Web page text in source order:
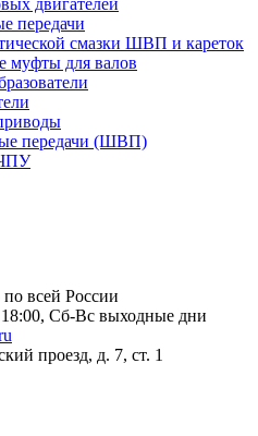
двигателей
передачи
смазки ШВП и кареток
муфты для валов
передачи (ШВП)
по всей России
18:00, Сб-Вс выходные дни
проезд, д. 7, ст. 1